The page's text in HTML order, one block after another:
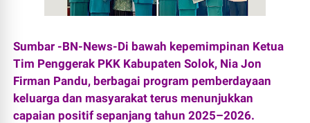
Sumbar -BN-News-Di bawah kepemimpinan Ketua
Tim Penggerak PKK Kabupaten Solok, Nia Jon
Firman Pandu, berbagai program pemberdayaan
keluarga dan masyarakat terus menunjukkan
capaian positif sepanjang tahun 2025–2026.